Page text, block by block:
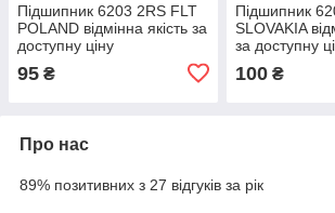
Підшипник 6203 2RS FLT
POLAND відмінна якість за
доступну ціну
95 ₴
Підшипник
SLOVAKIA
за доступну
100₴
Про нас
89% позитивних з 27 відгуків за рік